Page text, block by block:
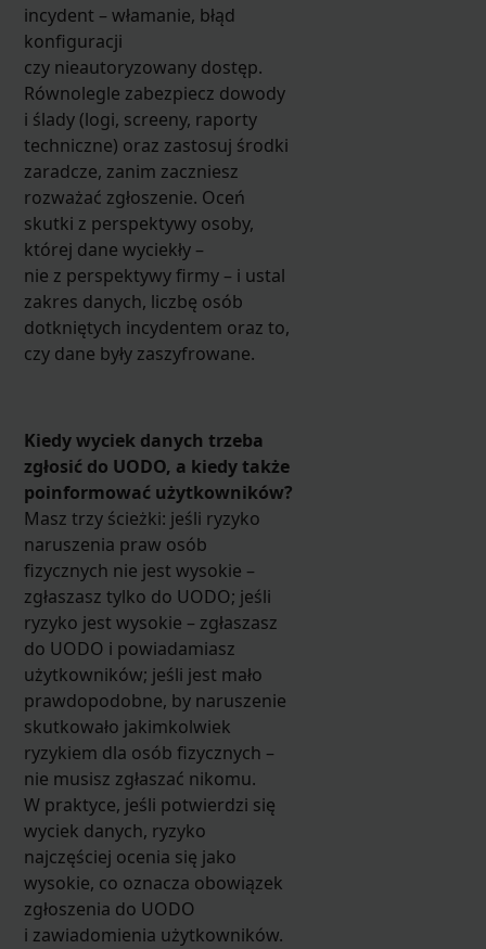
incydent – włamanie, błąd
konfiguracji
czy nieautoryzowany dostęp.
Równolegle zabezpiecz dowody
i ślady (logi, screeny, raporty
techniczne) oraz zastosuj środki
zaradcze, zanim zaczniesz
rozważać zgłoszenie. Oceń
skutki z perspektywy osoby,
której dane wyciekły –
nie z perspektywy firmy – i ustal
zakres danych, liczbę osób
dotkniętych incydentem oraz to,
czy dane były zaszyfrowane.
Kiedy wyciek danych trzeba
zgłosić do UODO, a kiedy także
poinformować użytkowników?
Masz trzy ścieżki: jeśli ryzyko
naruszenia praw osób
fizycznych nie jest wysokie –
zgłaszasz tylko do UODO; jeśli
ryzyko jest wysokie – zgłaszasz
do UODO i powiadamiasz
użytkowników; jeśli jest mało
prawdopodobne, by naruszenie
skutkowało jakimkolwiek
ryzykiem dla osób fizycznych –
nie musisz zgłaszać nikomu.
W praktyce, jeśli potwierdzi się
wyciek danych, ryzyko
najczęściej ocenia się jako
wysokie, co oznacza obowiązek
zgłoszenia do UODO
i zawiadomienia użytkowników.